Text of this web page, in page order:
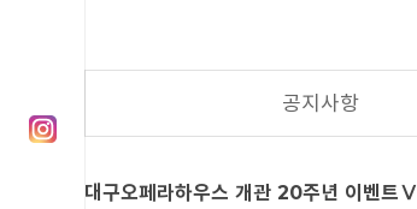
인스타그램
공지사항
대구오페라하우스 개관 20주년 이벤트Ⅴ